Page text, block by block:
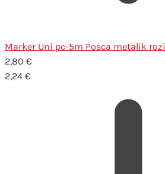
Marker Uni pc-5m Posca metalik rozi
2,80 €
2,24 €